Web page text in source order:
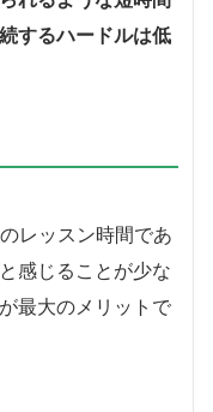
するハードルは低
レッスン時間であ
感じることが少な
最大のメリットで